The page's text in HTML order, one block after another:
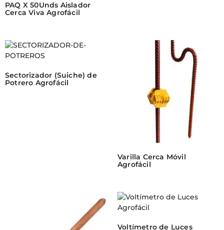
PAQ X 50Unds Aislador
Cerca Viva Agrofácil
Sectorizador (Suiche) de
Potrero Agrofácil
Varilla Cerca Móvil
Agrofácil
Voltímetro de Luces